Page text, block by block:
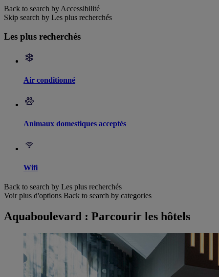
Back to search by Accessibilité
Skip search by Les plus recherchés
Les plus recherchés
Air conditionné
Animaux domestiques acceptés
Wifi
Back to search by Les plus recherchés
Voir plus d'options Back to search by categories
Aquaboulevard : Parcourir les hôtels